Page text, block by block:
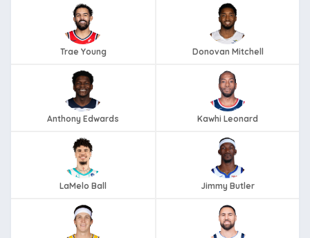
Trae Young Donovan Mitchell
Anthony Edwards Kawhi Leonard
LaMelo Ball Jimmy Butler